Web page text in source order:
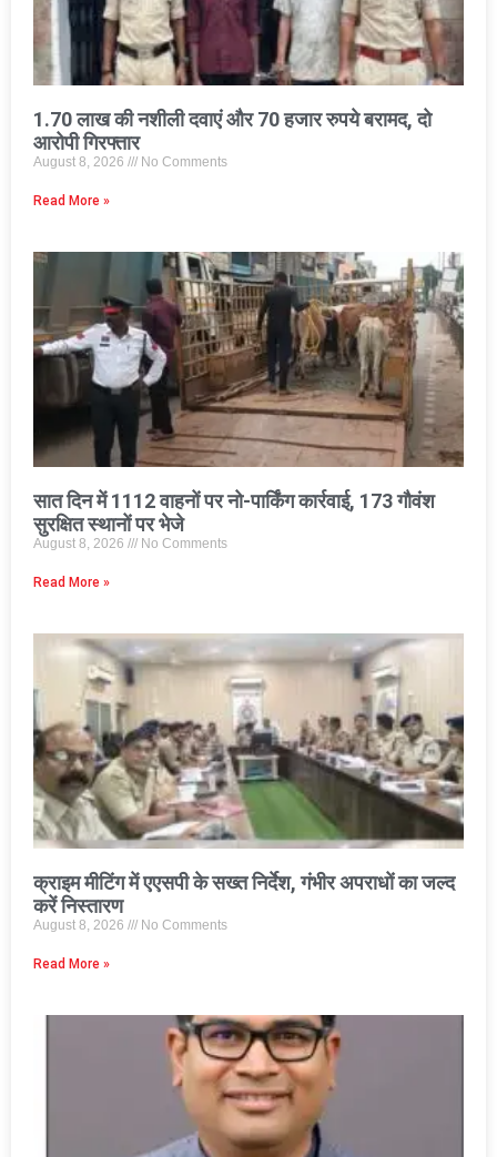
1.70 लाख की नशीली दवाएं और 70 हजार रुपये बरामद, दो
आरोपी गिरफ्तार
August 8, 2026 No Comments
Read More »
सात दिन में 1112 वाहनों पर नो-पार्किंग कार्रवाई, 173 गौवंश
सुरक्षित स्थानों पर भेजे
August 8, 2026 No Comments
Read More »
क्राइम मीटिंग में एएसपी के सख्त निर्देश, गंभीर अपराधों का जल्द
करें निस्तारण
August 8, 2026 No Comments
Read More »